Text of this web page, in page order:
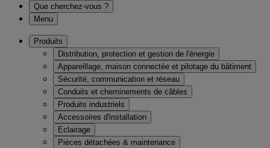
Que cherchez-vous ?
Menu
Produits
Distribution, protection et gestion de l'énergie
Appareillage, maison connectée et pilotage du bâtiment
Sécurité, communication et réseau
Conduits et cheminements de câbles
Produits industriels
Accessoires d'installation
Eclairage
Pièces détachées & maintenance